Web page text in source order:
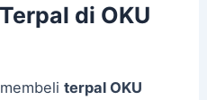
di OKU
terpal OKU